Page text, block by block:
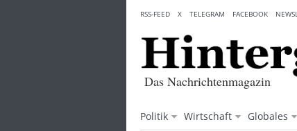
content
Das Nachrichtenmagazin
Politik Wirtschaft Globales
RSS-FEED X TELEGRAM FACEBOOK